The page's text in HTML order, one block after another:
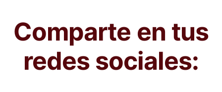
Comparte en tus
redes sociales: